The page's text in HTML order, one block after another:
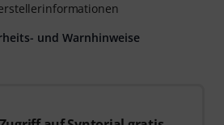
und Warnhinweise